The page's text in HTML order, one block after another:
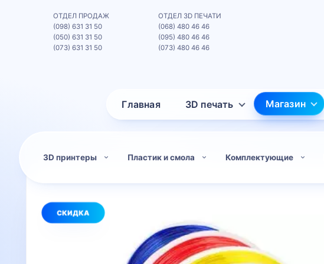
Главная 3D печать Магазин
ОТДЕЛ ПРОДАЖ
(098) 631 31 50
(050) 631 31 50
(073) 631 31 50
ОТДЕЛ 3D ПЕЧАТИ
(068) 480 46 46
(095) 480 46 46
(073) 480 46 46
3D принтеры Пластик и смола Комплектующие